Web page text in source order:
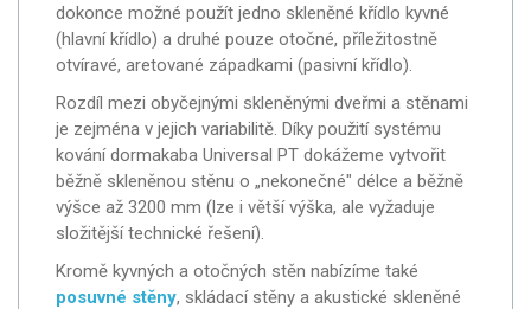
dokonce možné použít jedno skleněné křídlo kyvné
(hlavní křídlo) a druhé pouze otočné, příležitostně
otvíravé, aretované západkami (pasivní křídlo).
Rozdíl mezi obyčejnými skleněnými dveřmi a stěnami
je zejména v jejich variabilitě. Díky použití systému
kování dormakaba Universal PT dokážeme vytvořit
běžně skleněnou stěnu o „nekonečné" délce a běžně
výšce až 3200 mm (lze i větší výška, ale vyžaduje
složitější technické řešení).
Kromě kyvných a otočných stěn nabízíme také
posuvné stěny, skládací stěny a akustické skleněné